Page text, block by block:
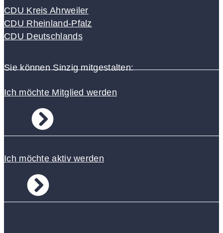
CDU Kreis Ahrweiler
CDU Rheinland-Pfalz
CDU Deutschlands
Sie können Sinzig mitgestalten:
Ich möchte Mitglied werden
Ich möchte aktiv werden